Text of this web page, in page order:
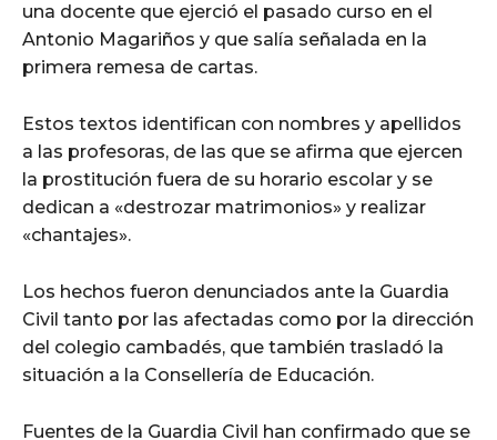
una docente que ejerció el pasado curso en el
Antonio Magariños y que salía señalada en la
primera remesa de cartas.
Estos textos identifican con nombres y apellidos
a las profesoras, de las que se afirma que ejercen
la prostitución fuera de su horario escolar y se
dedican a «destrozar matrimonios» y realizar
«chantajes».
Los hechos fueron denunciados ante la Guardia
Civil tanto por las afectadas como por la dirección
del colegio cambadés, que también trasladó la
situación a la Consellería de Educación.
Fuentes de la Guardia Civil han confirmado que se